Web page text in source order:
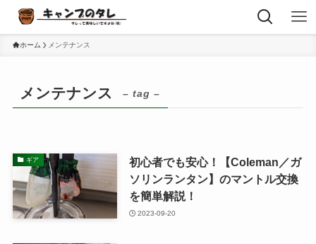
ホーム メンテナンス
メンテナンス – tag –
ギア
初心者でも安心！【Coleman／ガ
ソリンランタン】のマントル交換
を簡単解説！
2023-09-20